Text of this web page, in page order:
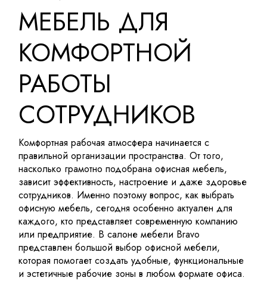
МЕБЕЛЬ ДЛЯ
КОМФОРТНОЙ
РАБОТЫ
СОТРУДНИКОВ
Комфортная рабочая атмосфера начинается с
правильной организации пространства. От того,
насколько грамотно подобрана офисная мебель,
зависит эффективность, настроение и даже здоровье
сотрудников. Именно поэтому вопрос, как выбрать
офисную мебель, сегодня особенно актуален для
каждого, кто представляет современную компанию
или предприятие. В салоне мебели Bravo
представлен большой выбор офисной мебели,
которая помогает создать удобные, функциональные
и эстетичные рабочие зоны в любом формате офиса.